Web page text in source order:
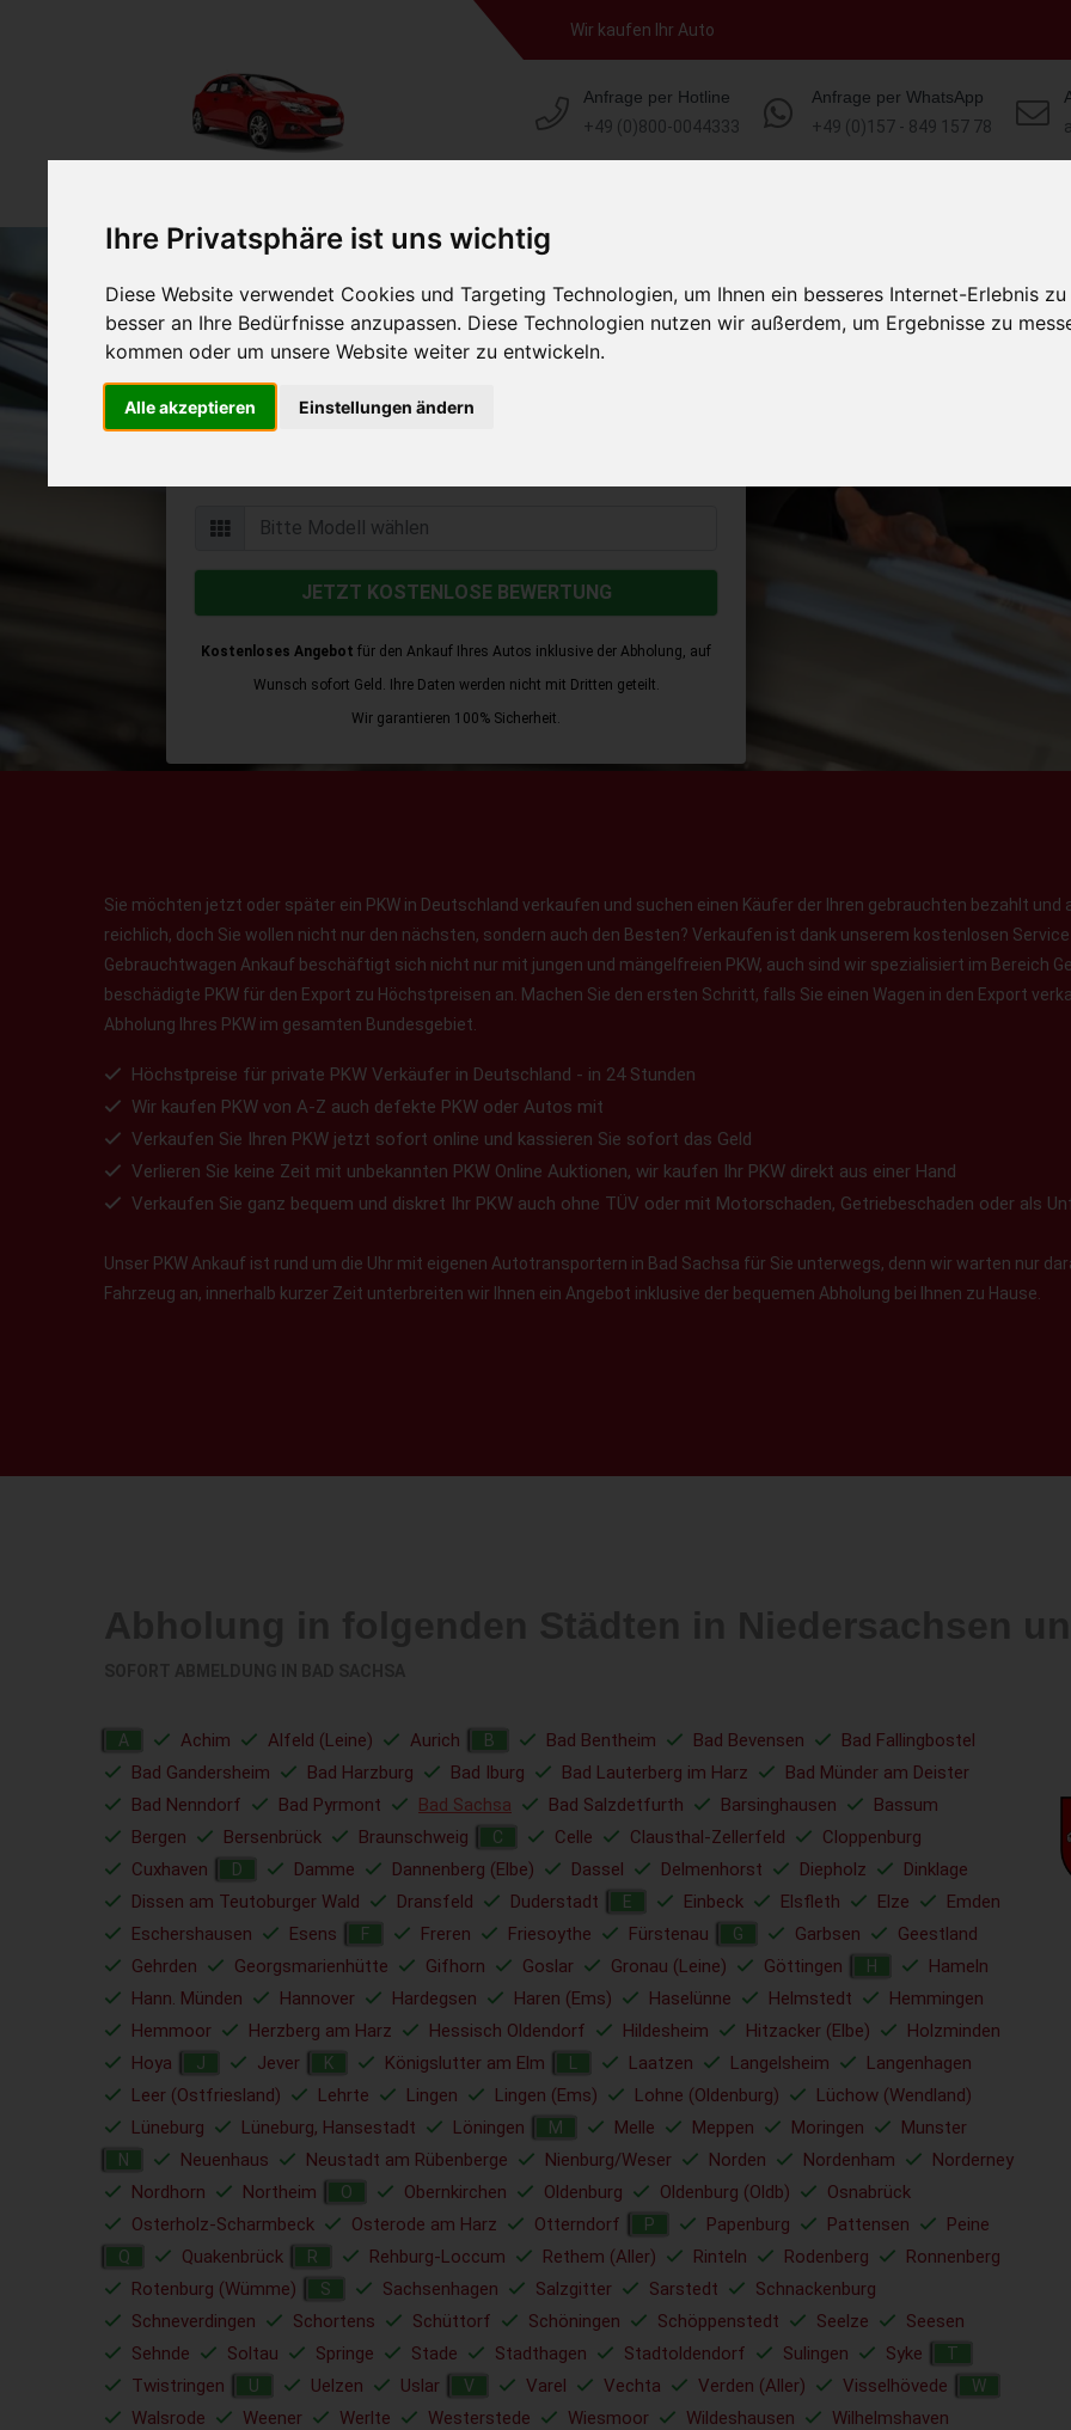
Ihre Privatsphäre ist uns wichtig
Diese Website verwendet Cookies und Targeting Technologien, um Ihnen ein besseres Internet-Erlebnis
besser an Ihre Bedürfnisse anzupassen. Diese Technologien nutzen wir außerdem, um Ergebnisse zu
kommen oder um unsere Website weiter zu entwickeln.
Alle akzeptieren Einstellungen ändern
Wir kaufen Ihr Auto
Anfrage per Hotline
+49 (0)800-0044333
Anfrage per WhatsApp
+49 (0)157 - 849 157 78
Auto verkaufen in Bad Sachsa
Niedersachsen (Deutschland)
Online Auto verkaufen & gratis abholen lassen
Auf Wunsch sofort Geld für Ihr Auto erhalten
JETZT KOSTENLOSE BEWERTUNG
Kostenloses Angebot für den Ankauf Ihres Autos inklusive der Abholung, auf
Wunsch sofort Geld. Ihre Daten werden nicht mit Dritten geteilt.
Wir garantieren 100% Sicherheit.
Sie möchten jetzt oder später ein PKW in Deutschland verkaufen und suchen einen Käufer der Ihren gebrauchten bezahlt
reichlich, doch Sie wollen nicht nur den nächsten, sondern auch den Besten? Verkaufen ist dank unserem kostenlosen
Gebrauchtwagen Ankauf beschäftigt sich nicht nur mit jungen und mängelfreien PKW, auch sind wir spezialisiert im Bereich
beschädigte PKW für den Export zu Höchstpreisen an. Machen Sie den ersten Schritt, falls Sie einen Wagen in den Export
Abholung Ihres PKW im gesamten Bundesgebiet.
Höchstpreise für private PKW Verkäufer in Deutschland - in 24 Stunden
Wir kaufen PKW von A-Z auch defekte PKW oder Autos mit
Verkaufen Sie Ihren PKW jetzt sofort online und kassieren Sie sofort das Geld
Verlieren Sie keine Zeit mit unbekannten PKW Online Auktionen, wir kaufen Ihr PKW direkt aus einer Hand
Verkaufen Sie ganz bequem und diskret Ihr PKW auch ohne TÜV oder mit Motorschaden, Getriebeschaden oder als
Unser PKW Ankauf ist rund um die Uhr mit eigenen Autotransportern in Bad Sachsa für Sie unterwegs, denn wir warten nur
Fahrzeug an, innerhalb kurzer Zeit unterbreiten wir Ihnen ein Angebot inklusive der bequemen Abholung bei Ihnen zu Hause.
A Achim Alfeld (Leine) Aurich B Bad Bentheim Bad Bevensen
Bad Fallingbostel
Bad Gandersheim
Bad Harzburg Bad Iburg Bad Lauterberg im Harz
Bad Münder am Deister
Bad Nenndorf
Bad Pyrmont Bad Sachsa Bad Salzdetfurth Barsinghausen
Bassum
Bergen
Bersenbrück Braunschweig C Celle Clausthal-Zellerfeld
Cloppenburg
Cuxhaven
D Damme Dannenberg (Elbe) Dassel Delmenhorst Diepholz
Dinklage
Dissen am Teutoburger Wald
Dransfeld Duderstadt E Einbeck Elsfleth Elze
Emden
Eschershausen
Esens F Freren Friesoythe Fürstenau G Garbsen
Geestland
Gehrden
Georgsmarienhütte Gifhorn Goslar Gronau (Leine) Göttingen H
Hameln
Hann. Münden
Hannover Hardegsen Haren (Ems) Haselünne Helmstedt
Hemmingen
Hemmoor
Herzberg am Harz Hessisch Oldendorf Hildesheim Hitzacker (Elbe)
Holzminden
Hoya
J Jever K Königslutter am Elm Laatzen Langelsheim
Langenhagen
Leer (Ostfriesland)
Lehrte Lingen Lingen (Ems) Lohne (Oldenburg)
Lüchow (Wendland)
Lüneburg
Lüneburg, Hansestadt Löningen M Melle Meppen Moringen Munster
N Neuenhaus Neustadt am Rübenberge Nienburg/Weser Norden Nordenham
Norderney
Nordhorn
Northeim O Obernkirchen Oldenburg Oldenburg (Oldb)
Osnabrück
Osterholz-Scharmbeck
Osterode am Harz Otterndorf P Papenburg Pattensen Peine
Q Quakenbrück R Rehburg-Loccum Rethem (Aller) Rinteln Rodenberg
Ronnenberg
Rotenburg (Wümme)
S Sachsenhagen Salzgitter Sarstedt
Schnackenburg
Schneverdingen
Schortens Schüttorf Schöningen Schöppenstedt Seelze
Seesen
Sehnde
Soltau Springe Stade Stadthagen Stadtoldendorf Sulingen Syke T
Twistringen U Uelzen Uslar V Varel Vechta Verden (Aller) Visselhövede W
Walsrode Weener Werlte Westerstede Wiesmoor Wildeshausen
Wilhelmshaven